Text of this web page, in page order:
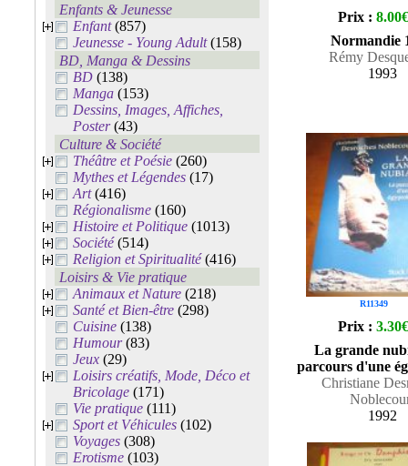
Enfants & Jeunesse
Enfant(857)
Jeunesse - Young Adult(158)
BD, Manga & Dessins
BD (138)
Manga (153)
Dessins, Images, Affiches,
Poster(43)
Culture & Société
Théâtre et Poésie (260)
Mythes et Légendes (17)
Art(416)
Régionalisme (160)
Histoire et Politique (1013)
Société(514)
Religion et Spiritualité(416)
Loisirs & Vie pratique
Animaux et Nature (218)
Santé et Bien-être (298)
Cuisine (138)
Humour(83)
Jeux (29)
Loisirs créatifs, Mode, Déco et
Bricolage (171)
Vie pratique (111)
Sport et Véhicules (102)
Voyages (308)
Erotisme (103)
Prix : 8.00€
Normandie
Rémy
1993
R11349
Prix : 3.30€
La grande
parcours d'une
Christiane
1992